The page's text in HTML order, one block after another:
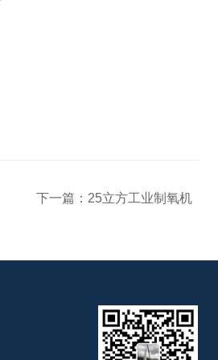
下一篇： 25立方工业制氧机